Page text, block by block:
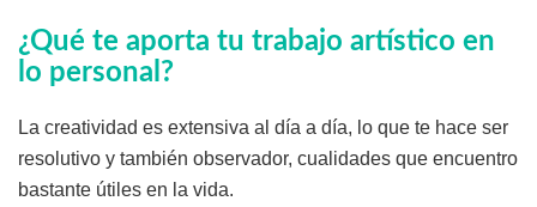
¿Qué te aporta tu trabajo artístico en
lo personal?
La creatividad es extensiva al día a día, lo que te hace ser
resolutivo y también observador, cualidades que encuentro
bastante útiles en la vida.